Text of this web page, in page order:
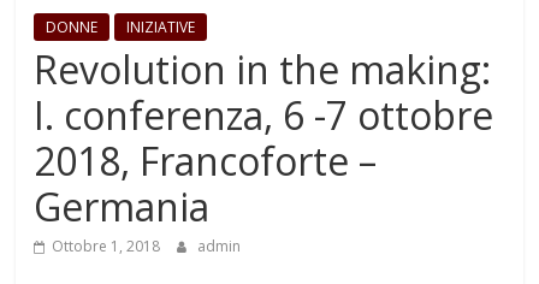
DONNE INIZIATIVE
Revolution in the making:
I. conferenza, 6 -7 ottobre
2018, Francoforte –
Germania
Ottobre 1, 2018 admin